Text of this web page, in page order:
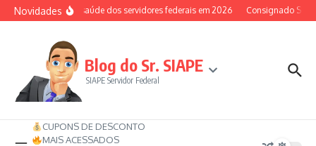
Ir para o conteúdo
NovidadesAuxílio-saúde dos servidores federais em 2026 Consignado
Blog do Sr. SIAPE
SIAPE Servidor Federal
CUPONS DE DESCONTO
MAIS ACESSADOS